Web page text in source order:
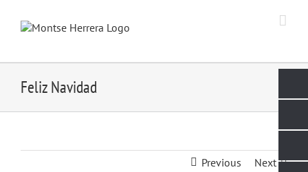
content
Feliz Navidad
Previous Next